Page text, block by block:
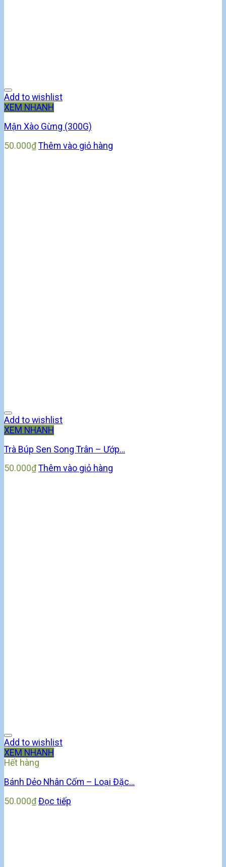
Add to wishlist
XEM NHANH
Mận Xào Gừng (300G)
50.000₫ Thêm vào giỏ hàng
Add to wishlist
XEM NHANH
Trà Búp Sen Song Trân – Ướp…
50.000₫ Thêm vào giỏ hàng
Add to wishlist
XEM NHANH
Hết hàng
Bánh Dẻo Nhân Cốm – Loại Đặc…
50.000₫ Đọc tiếp